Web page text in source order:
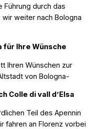
Führung durch das
weiter nach Bologna
für Ihre Wünsche
Ihren Wünschen zur
von Bologna-
Colle di vall d’Elsa
Teil des Apennin
fahren an Florenz vorbei